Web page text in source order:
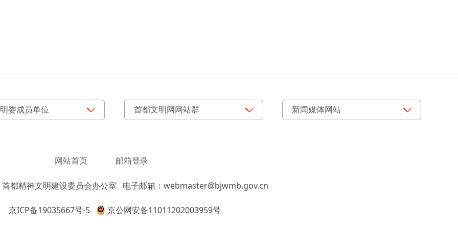
网站首页 邮箱登录
都精神文明建设委员会办公室 电子邮箱：webmaster@bjwmb.gov.cn
京ICP备19035667号-5 京公网安备11011202003959号